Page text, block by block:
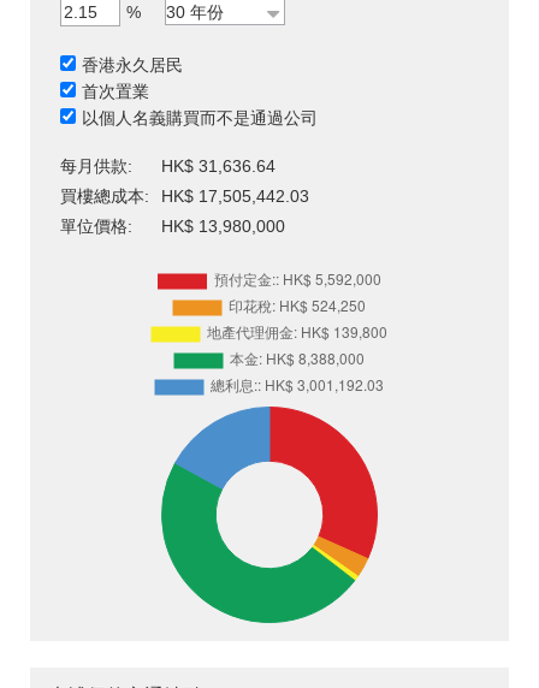
%
香港永久居民
首次置業
以個人名義購買而不是通過公司
每月供款:
HK$ 31,636.64
買樓總成本:
HK$ 17,505,442.03
單位價格:
HK$ 13,980,000